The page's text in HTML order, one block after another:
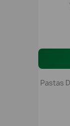
Pastas